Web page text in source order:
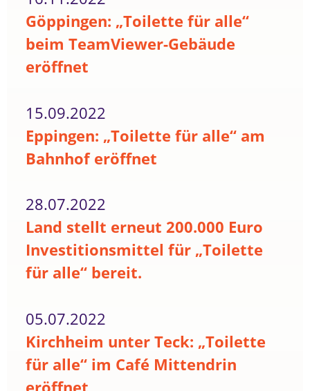
Göppingen: „Toilette für alle“
beim TeamViewer-Gebäude
eröffnet
15.09.2022
Eppingen: „Toilette für alle“ am
Bahnhof eröffnet
28.07.2022
Land stellt erneut 200.000 Euro
Investitionsmittel für „Toilette
für alle“ bereit.
05.07.2022
Kirchheim unter Teck: „Toilette
für alle“ im Café Mittendrin